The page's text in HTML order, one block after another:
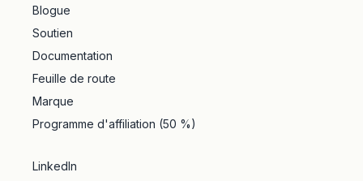
Blogue
Soutien
Documentation
Feuille de route
Marque
Programme d'affiliation (50 %)
LinkedIn